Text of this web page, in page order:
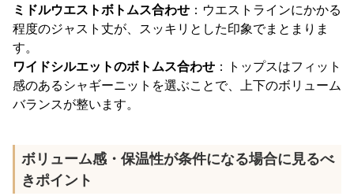
ミドルウエストボトムス合わせ ：ウエストラインにかかる
程度のジャスト丈が、スッキリとした印象でまとまりま
す。
ワイドシルエットのボトムス合わせ ：トップスはフィット
感のあるシャギーニットを選ぶことで、上下のボリューム
バランスが整います。
ボリューム感・保温性が条件になる場合に見るべ
きポイント